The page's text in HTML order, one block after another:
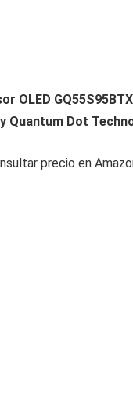
OLED
Quantum Dot
precio en